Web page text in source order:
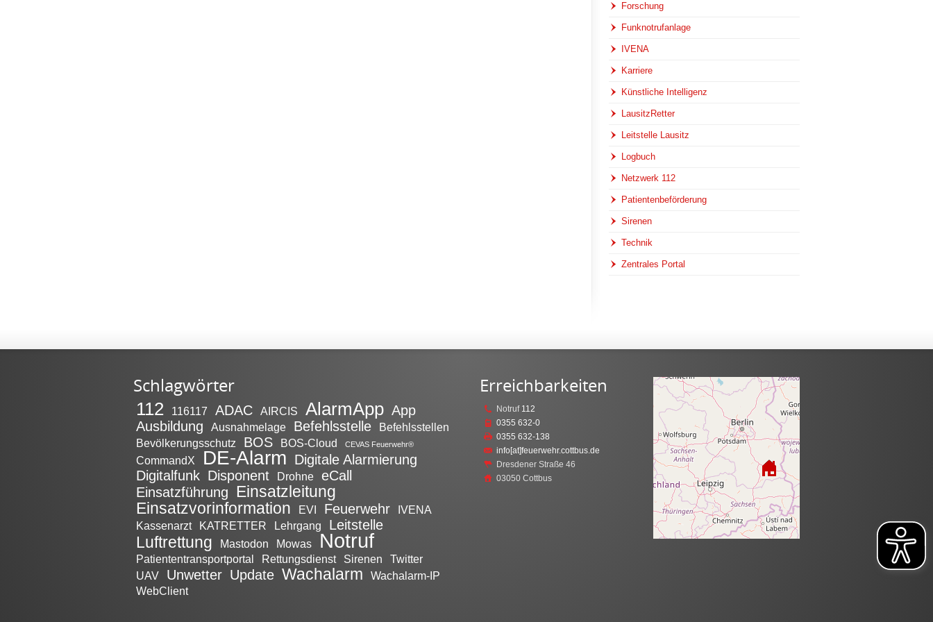
Forschung
Funknotrufanlage
IVENA
Karriere
Künstliche Intelligenz
LausitzRetter
Leitstelle Lausitz
Logbuch
Netzwerk 112
Patientenbeförderung
Sirenen
Technik
Zentrales Portal
Schlagwörter
112 116117 ADAC AIRCIS AlarmApp App
Ausbildung
Ausnahmelage Befehlsstelle
Befehlsstellen
Bevölkerungsschutz
BOS BOS-Cloud CEVAS Feuerwehr®
CommandX DE-Alarm Digitale Alarmierung
Digitalfunk Disponent Drohne
eCall
Einsatzführung
Einsatzleitung
Einsatzvorinformation
EVI Feuerwehr
IVENA
Kassenarzt
KATRETTER Lehrgang Leitstelle
Luftrettung Mastodon Mowas Notruf
Patiententransportportal Rettungsdienst Sirenen
Twitter
UAV
Unwetter Update Wachalarm
Wachalarm-IP
WebClient
Erreichbarkeiten
Notruf 112
0355 632-0
0355 632-138
info[at]feuerwehr.cottbus.de
Dresdener Straße 46
03050 Cottbus